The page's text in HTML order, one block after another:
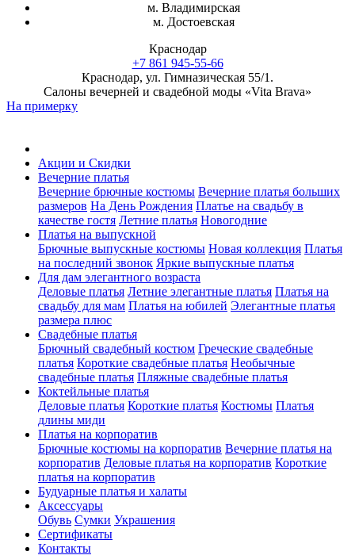
м. Владимирская
м. Достоевская
Краснодар
+7 861 945-55-66
Краснодар, ул. Гимназическая 55/1.
Салоны вечерней и свадебной моды «Vita Brava»
На примерку
Акции и Скидки
Вечерние платья
Вечерние брючные костюмы Вечерние платья больших
размеров На День Рождения Платье на свадьбу в
качестве гостя Летние платья Новогодние
Платья на выпускной
Брючные выпускные костюмы Новая коллекция Платья
на последний звонок Яркие выпускные платья
Для дам элегантного возраста
Деловые платья Летние элегантные платья Платья на
свадьбу для мам Платья на юбилей Элегантные платья
размера плюс
Свадебные платья
Брючный свадебный костюм Греческие свадебные
платья Короткие свадебные платья Необычные
свадебные платья Пляжные свадебные платья
Коктейльные платья
Деловые платья Короткие платья Костюмы Платья
длины миди
Платья на корпоратив
Брючные костюмы на корпоратив Вечерние платья на
корпоратив Деловые платья на корпоратив Короткие
платья на корпоратив
Будуарные платья и халаты
Аксессуары
Обувь Сумки Украшения
Сертификаты
Контакты